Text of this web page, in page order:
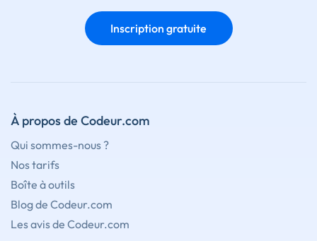
Inscription gratuite
À propos de Codeur.com
Qui sommes-nous ?
Nos tarifs
Boîte à outils
Blog de Codeur.com
Les avis de Codeur.com